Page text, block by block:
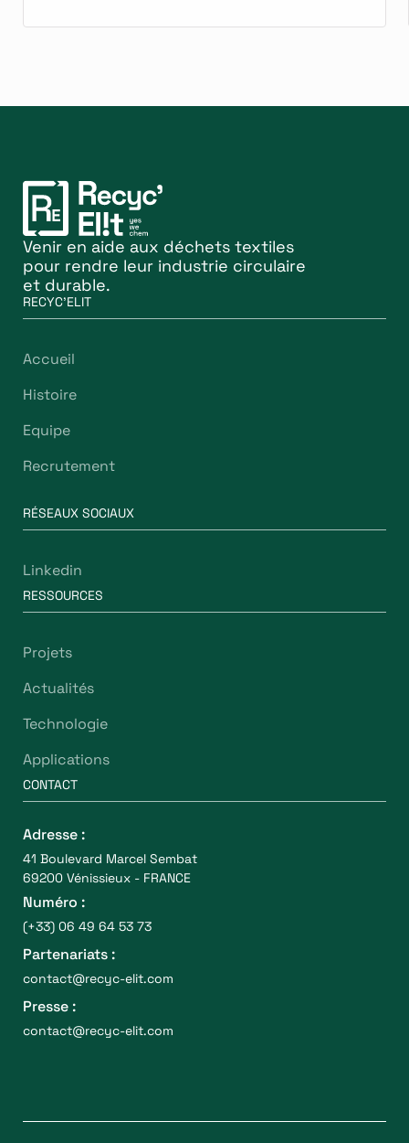
Venir en aide aux déchets textiles
pour rendre leur industrie circulaire
et durable.
RECYC'ELIT
Accueil
Histoire
Equipe
Recrutement
RÉSEAUX SOCIAUX
Linkedin
RESSOURCES
Projets
Actualités
Technologie
Applications
CONTACT
Adresse :
41 Boulevard Marcel Sembat
69200 Vénissieux - FRANCE
Numéro :
(+33) 06 49 64 53 73
Partenariats :
contact@recyc-elit.com
Presse :
contact@recyc-elit.com